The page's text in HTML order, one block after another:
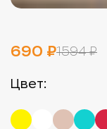
690 ₽1594 ₽
Цвет: